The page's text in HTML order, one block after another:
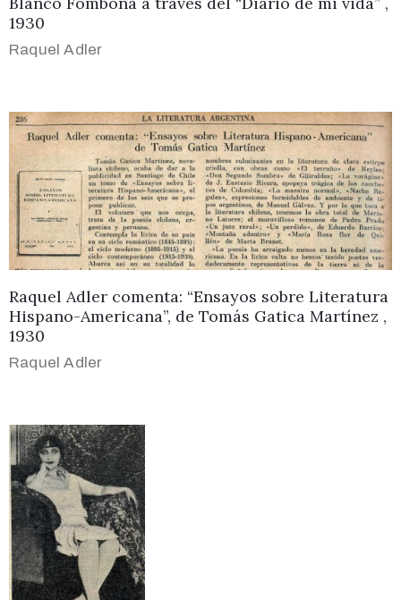
1930
Raquel Adler
Raquel Adler comenta: “Ensayos sobre Literatura
Hispano-Americana”, de Tomás Gatica Martínez ,
1930
Raquel Adler